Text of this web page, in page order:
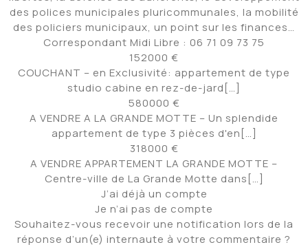
des polices municipales pluricommunales, la mobilité
des policiers municipaux, un point sur les finances…
Correspondant Midi Libre : 06 71 09 73 75
152000 €
COUCHANT – en Exclusivité: appartement de type
studio cabine en rez-de-jard[…]
580000 €
A VENDRE A LA GRANDE MOTTE – Un splendide
appartement de type 3 pièces d'en[…]
318000 €
A VENDRE APPARTEMENT LA GRANDE MOTTE –
Centre-ville de La Grande Motte dans[…]
J’ai déjà un compte
Je n’ai pas de compte
Souhaitez-vous recevoir une notification lors de la
réponse d’un(e) internaute à votre commentaire ?